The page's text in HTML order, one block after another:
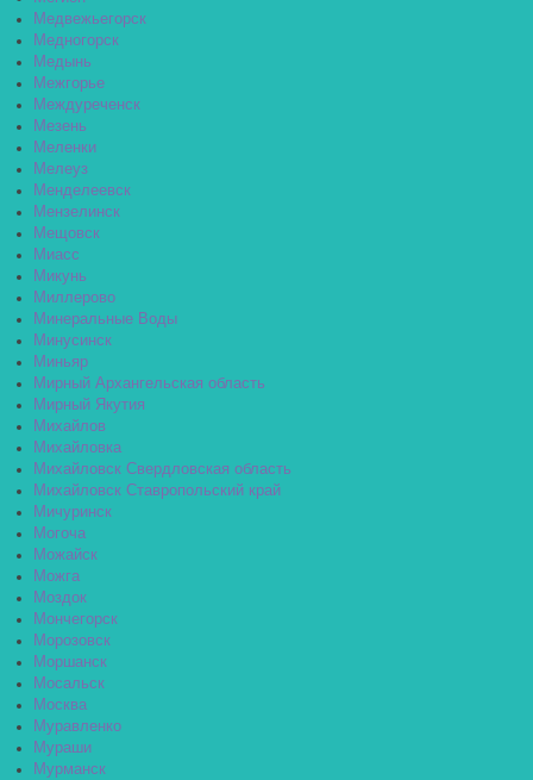
Медвежьегорск
Медногорск
Медынь
Межгорье
Междуреченск
Мезень
Меленки
Мелеуз
Менделеевск
Мензелинск
Мещовск
Миасс
Микунь
Миллерово
Минеральные Воды
Минусинск
Миньяр
Мирный Архангельская область
Мирный Якутия
Михайлов
Михайловка
Михайловск Свердловская область
Михайловск Ставропольский край
Мичуринск
Могоча
Можайск
Можга
Моздок
Мончегорск
Морозовск
Моршанск
Мосальск
Москва
Муравленко
Мураши
Мурманск